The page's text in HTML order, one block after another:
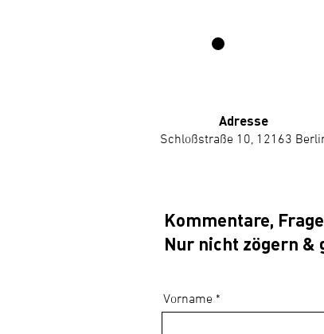
Adresse
Schloßstraße 10, 12163
Kommentare,
Nur nicht zögern &
Vorname